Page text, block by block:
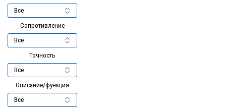
Сопротивление
Точность
Описание/функция